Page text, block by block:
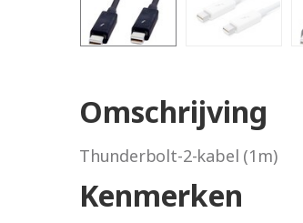
Omschrijving
Thunderbolt-2-kabel (1m)
Kenmerken